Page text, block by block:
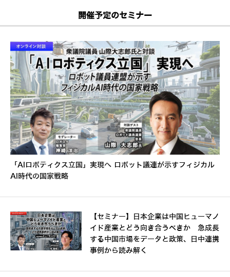
開催予定のセミナー
「AIロボティクス立国」実現へ ロボット議連が示すフィジカル
AI時代の国家戦略
【セミナー】日本企業は中国ヒューマノ
イド産業とどう向き合うべきか 急成長
する中国市場をデータと政策、日中連携
事例から読み解く